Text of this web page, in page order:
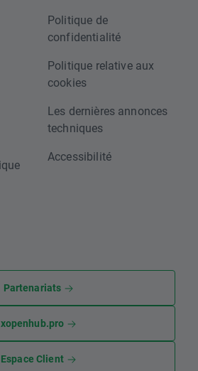
Politique de
confidentialité
Politique relative aux
cookies
Les dernières annonces
techniques
Accessibilité
Partenariats
xopenhub.pro
Espace Client